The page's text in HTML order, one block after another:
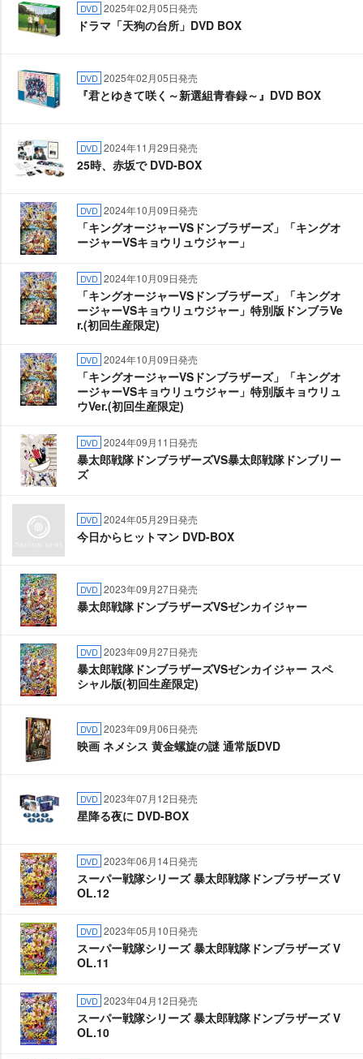
DVD 2025年02月05日発売
ドラマ「天狗の台所」DVD BOX
DVD 2025年02月05日発売
『君とゆきて咲く～新選組青春録～』DVD BOX
DVD 2024年11月29日発売
25時、赤坂で DVD-BOX
DVD 2024年10月09日発売
「キングオージャーVSドンブラザーズ」「キングオ
ージャーVSキョウリュウジャー」
DVD 2024年10月09日発売
「キングオージャーVSドンブラザーズ」「キングオ
ージャーVSキョウリュウジャー」特別版ドンブラVe
r.(初回生産限定)
DVD 2024年10月09日発売
「キングオージャーVSドンブラザーズ」「キングオ
ージャーVSキョウリュウジャー」特別版キョウリュ
ウVer.(初回生産限定)
DVD 2024年09月11日発売
暴太郎戦隊ドンブラザーズVS暴太郎戦隊ドンブリー
ズ
DVD 2024年05月29日発売
今日からヒットマン DVD-BOX
DVD 2023年09月27日発売
暴太郎戦隊ドンブラザーズVSゼンカイジャー
DVD 2023年09月27日発売
暴太郎戦隊ドンブラザーズVSゼンカイジャー スペ
シャル版(初回生産限定)
DVD 2023年09月06日発売
映画 ネメシス 黄金螺旋の謎 通常版DVD
DVD 2023年07月12日発売
星降る夜に DVD-BOX
DVD 2023年06月14日発売
スーパー戦隊シリーズ 暴太郎戦隊ドンブラザーズ V
OL.12
DVD 2023年05月10日発売
スーパー戦隊シリーズ 暴太郎戦隊ドンブラザーズ V
OL.11
DVD 2023年04月12日発売
スーパー戦隊シリーズ 暴太郎戦隊ドンブラザーズ V
OL.10